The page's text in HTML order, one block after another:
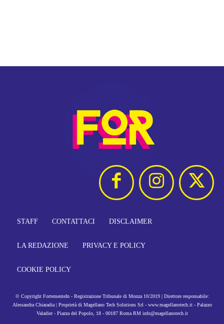
STAFF CONTATTACI DISCLAIMER
LA REDAZIONE PRIVACY E POLICY
COOKIE POLICY
© Copyright FortementeIn - Registrazione Tribunale di Monza 10/2019 | Direttore responsabile:
Alessandra Chiaradia | Proprietà di Magellano Tech Solutions Srl - www.magellanotech.it - Palazzo
Valadier - Piazza del Popolo, 18 - 00187 Roma RM info@magellanotech.it